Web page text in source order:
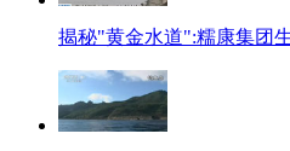
揭秘"黄金水道":糯康集团